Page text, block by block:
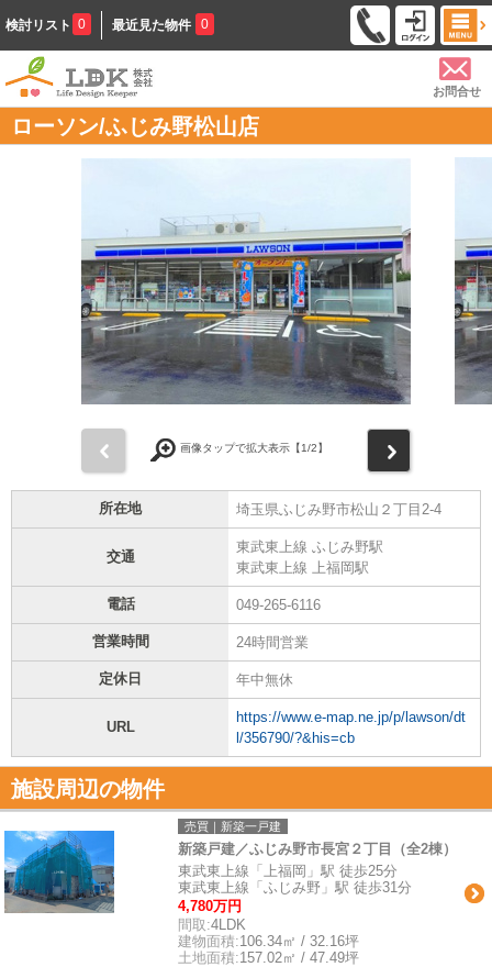
検討リスト 0 最近見た物件 0
お問合せ
ローソン/ふじみ野松山店
画像タップで拡大表示【1/2】
所在地 埼玉県ふじみ野市松山２丁目2-4
交通
東武東上線 ふじみ野駅
東武東上線 上福岡駅
電話 049-265-6116
営業時間 24時間営業
定休日 年中無休
URL
https://www.e-map.ne.jp/p/lawson/dt
l/356790/?&his=cb
施設周辺の物件
売買｜新築一戸建
新築戸建／ふじみ野市長宮２丁目（全2棟）
東武東上線「上福岡」駅 徒歩25分
東武東上線「ふじみ野」駅 徒歩31分
4,780万円
間取:4LDK
建物面積:106.34㎡ / 32.16坪
土地面積:157.02㎡ / 47.49坪